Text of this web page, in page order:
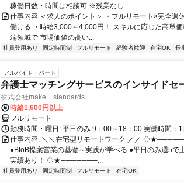
稼働日数・時間は相談可 ※残業なし
仕事内容 ＜求人のポイント＞ ・フルリモート×完全週
働ける ・時給3,000～4,000円！ スキルに応じた高単
端領域で 市場価値の高い...
社員登用あり 固定時間制 フルリモート 経験者歓迎 在宅OK 長
アルバイト・パート
弁護士マッチングサービスのインサイドセ
株式会社make standards
時給1,600円以上
フルリモート
勤務時間・曜日: 平日のみ 9：00～18：00 実働時間：
仕事内容: ＼＼在宅型リモートワーク ／／
●BtoB提案営業の基礎～実践が学べる ●平日のみ週5で
実績あり！ ◇★───────...
社員登用あり 固定時間制 フルリモート 在宅OK